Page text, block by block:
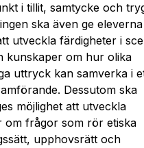
i tillit, samtycke och
ska även ge eleverna
utveckla färdigheter i
kunskaper om hur olika
uttryck kan samverka i
Dessutom ska
möjlighet att utveckla
om frågor som rör etiska
upphovsrätt och